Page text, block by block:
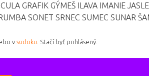
GRAFIK GÝMEŠ ILAVA IMANIE JASLE
SONET SRNEC SUMEC SUNAR
v sudoku . Stačí byť prihlásený.